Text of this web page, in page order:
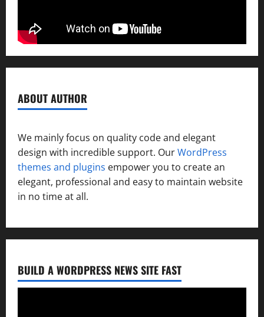
ABOUT AUTHOR
We mainly focus on quality code and elegant
design with incredible support. OurWordPress
themes and plugins empower you to create an
elegant, professional and easy to maintain website
in no time at all.
BUILD A WORDPRESS NEWS SITE FAST